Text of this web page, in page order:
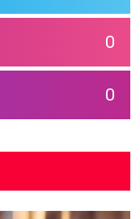
0
0